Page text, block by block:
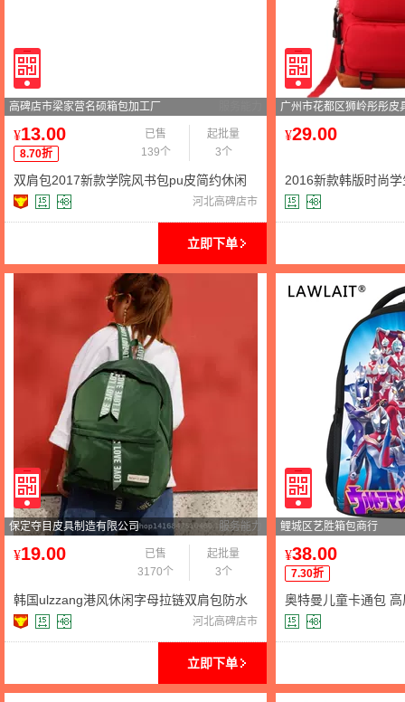
高碑店市梁家营名硕箱包加工厂
¥13.00
8.70折
已售
139个
起批量
3个
双肩包2017新款学院风书包pu皮简约休闲
旅行小背包女士包包韩版潮
河北高碑店市
立即下单
广州市花都区狮岭彤彤皮
¥29.00
2016新款韩版时尚
男女背包 双肩包
保定夺目皮具制造有限公司 服务能力
¥19.00
已售
3170个
起批量
3个
韩国ulzzang港风休闲字母拉链双肩包防水
轻便学院风书包男女通用
河北高碑店市
立即下单
鲤城区艺胜箱包商行
¥38.00
7.30折
奥特曼儿童卡通包
美热销耐用双肩背包